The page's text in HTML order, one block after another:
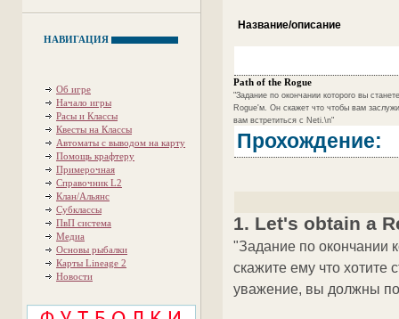
НАВИГАЦИЯ
Об игре
Начало игры
Расы и Классы
Квесты на Классы
Автоматы с выводом на карту
Помощь крафтеру
Примерочная
Справочник L2
Клан/Альянс
Субклассы
ПвП система
Медиа
Основы рыбалки
Карты Lineage 2
Новости
Название/описание
Path of the Rogue
"Задание по окончании которого вы
Rogue'м. Он скажет что чтобы вам
вам встретиться с Neti.\n"
Прохождение:
1. Let's obtain a
"Задание по окончании
скажите ему что хотите
уважение, вы должны